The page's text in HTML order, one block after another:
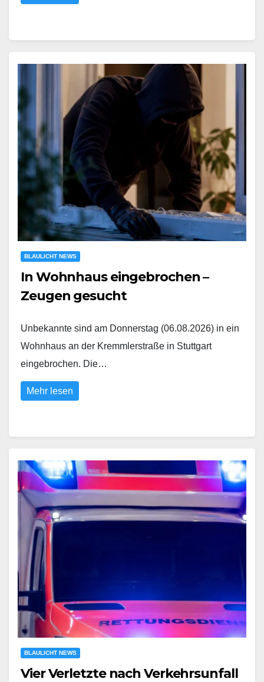
BLAULICHT NEWS
In Wohnhaus eingebrochen –
Zeugen gesucht
Unbekannte sind am Donnerstag (06.08.2026) in ein
Wohnhaus an der Kremmlerstraße in Stuttgart
eingebrochen. Die…
Mehr lesen
BLAULICHT NEWS
Vier Verletzte nach Verkehrsunfall